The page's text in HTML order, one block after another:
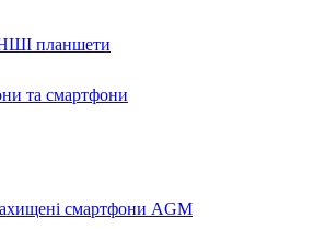
планшети
та смартфони
смартфони AGM